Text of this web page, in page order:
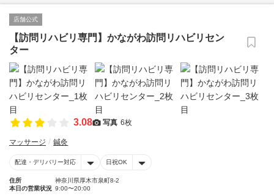
店舗公式
【訪問リハビリ専門】かながわ訪問リハビリセン
ター
3.08 写真 6枚
マッサージ 鍼灸
配達・デリバリー対応 日祝OK
住所
神奈川県厚木市泉町8-2
本日の営業状況 9:00〜20:00